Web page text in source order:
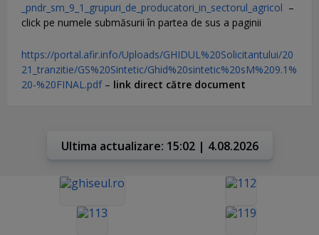
_pndr_sm_9_1_grupuri_de_producatori_in_sectorul_agricol –
click pe numele submăsurii în partea de sus a paginii
https://portal.afir.info/Uploads/GHIDUL%20Solicitantului/20
21_tranzitie/GS%20Sintetic/Ghid%20sintetic%20sM%209.1%
20-%20FINAL.pdf– link direct către document
Ultima actualizare: 15:02 | 4.08.2026